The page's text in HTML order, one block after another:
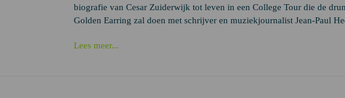
biografie van Cesar Zuiderwijk tot leven in een College Tour die de
Golden Earring zal doen met schrijver en muziekjournalist Jean-Paul
Lees meer...